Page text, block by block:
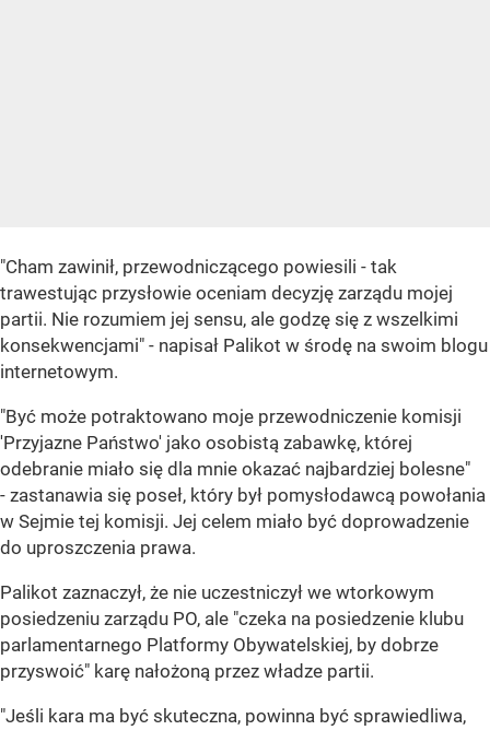
"Cham zawinił, przewodniczącego powiesili - tak
trawestując przysłowie oceniam decyzję zarządu mojej
partii. Nie rozumiem jej sensu, ale godzę się z wszelkimi
konsekwencjami" - napisał Palikot w środę na swoim blogu
internetowym.
"Być może potraktowano moje przewodniczenie komisji
'Przyjazne Państwo' jako osobistą zabawkę, której
odebranie miało się dla mnie okazać najbardziej bolesne"
- zastanawia się poseł, który był pomysłodawcą powołania
w Sejmie tej komisji. Jej celem miało być doprowadzenie
do uproszczenia prawa.
Palikot zaznaczył, że nie uczestniczył we wtorkowym
posiedzeniu zarządu PO, ale "czeka na posiedzenie klubu
parlamentarnego Platformy Obywatelskiej, by dobrze
przyswoić" karę nałożoną przez władze partii.
"Jeśli kara ma być skuteczna, powinna być sprawiedliwa,